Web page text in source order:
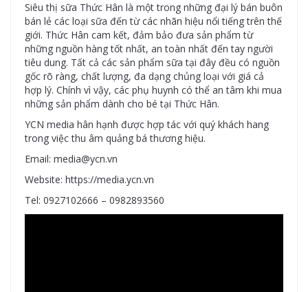
Siêu thị sữa Thức Hân là một trong những đại lý bán buôn
bán lẻ các loại sữa đến từ các nhãn hiệu nổi tiếng trên thế
giới. Thức Hân cam kết, đảm bảo đưa sản phẩm từ
những nguồn hàng tốt nhất, an toàn nhất đến tay người
tiêu dung. Tất cả các sản phẩm sữa tại đây đều có nguồn
gốc rõ ràng, chất lượng, đa dạng chủng loại với giá cả
hợp lý. Chính vì vậy, các phụ huynh có thể an tâm khi mua
những sản phẩm dành cho bé tại Thức Hân.
YCN media hân hạnh được hợp tác với quý khách hang
trong việc thu âm quảng bá thương hiệu.
Email: media@ycn.vn
Website: https://media.ycn.vn
Tel: 0927102666 – 0982893560